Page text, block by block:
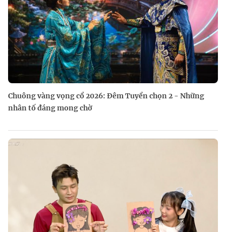
Chuông vàng vọng cổ 2026: Đêm Tuyển chọn 2 - Những
nhân tố đáng mong chờ